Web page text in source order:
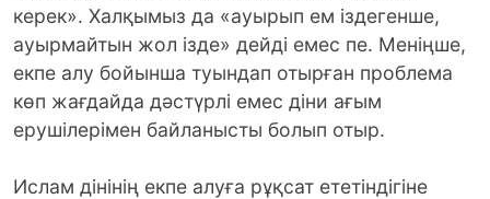
керек». Халқымыз да «ауырып ем іздегенше,
ауырмайтын жол ізде» дейді емес пе. Меніңше,
екпе алу бойынша туындап отырған проблема
көп жағдайда дәстүрлі емес діни ағым
ерушілерімен байланысты болып отыр.
Ислам дінінің екпе алуға рұқсат ететіндігіне